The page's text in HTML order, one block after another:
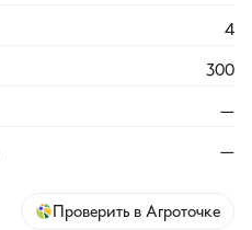
4
300
—
—
Проверить в Агроточке